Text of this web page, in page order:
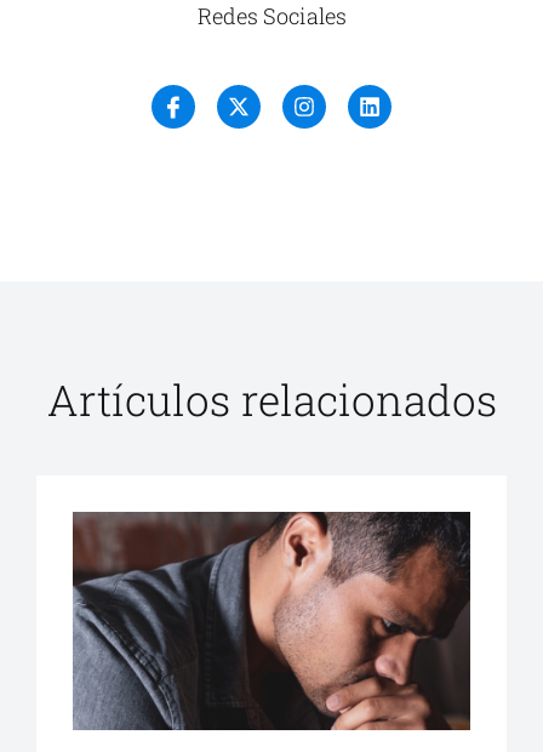
Redes Sociales
Artículos relacionados